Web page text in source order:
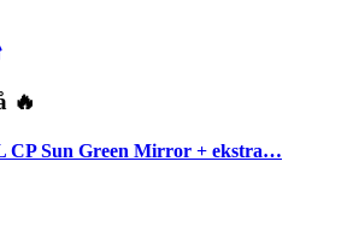
🔥
CP Sun Green Mirror + ekstra…